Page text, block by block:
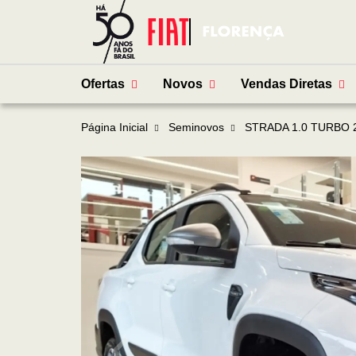
Ofertas Novos Vendas Diretas
Página Inicial Seminovos STRADA 1.0 TURBO